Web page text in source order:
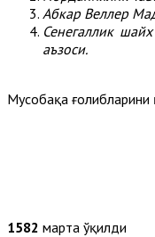
Абкар Веллер
Сенегаллик
аъзоси.
Мусобақа ғолибларини
1582 марта ўқилди